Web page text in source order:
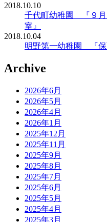
2018.10.10
千代町幼稚園 『９月
室』
2018.10.04
明野第一幼稚園 『保
Archive
2026年6月
2026年5月
2026年4月
2026年1月
2025年12月
2025年11月
2025年9月
2025年8月
2025年7月
2025年6月
2025年5月
2025年4月
2025年3月